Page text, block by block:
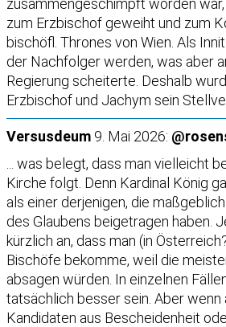
zusammengeschimpft worden
zum Erzbischof geweiht und zum
bischöfl. Thrones von Wien. Als
der Nachfolger werden, was aber
Regierung scheiterte. Deshalb
Erzbischof und Jachym sein
Versusdeum 9. Mai 2026:
... was belegt, dass man vielleicht
Kirche folgt. Denn Kardinal König
als einer derjenigen, die
des Glaubens beigetragen haben.
kürzlich an, dass man (in
Bischöfe bekomme, weil die
absagen würden. In einzelnen
tatsächlich besser sein. Aber wenn
Kandidaten aus Bescheidenheit